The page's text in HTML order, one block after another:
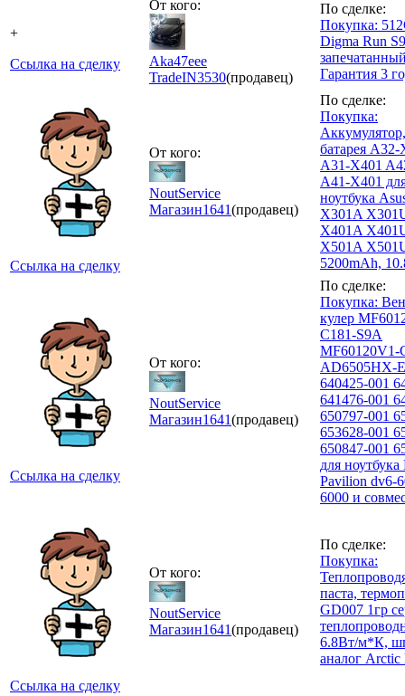
+
Ссылка на сделку
От кого:
Aka47eee
TradeIN3530(продавец)
По сделке:
Покупка:
Digma Run
Гарантия 3
Ссылка на сделку
От кого:
NoutService
Магазин1641(продавец)
По сделке:
Покупка:
батарея A32-
A31-X401
A41-X401
ноутбука
X301A
X401A
X501A
5200mAh,
Ссылка на сделку
От кого:
NoutService
Магазин1641(продавец)
По сделке:
Покупка:
кулер
C181-S9A
MF60120V1-
AD6505HX-
640425-001
641476-001
650797-001
653628-001
650847-001
для ноутбука
Pavilion dv6-
6000 и
Ссылка на сделку
От кого:
NoutService
Магазин1641(продавец)
По сделке:
Покупка:
паста,
GD007 1гр
6.8Вт/м*К,
аналог